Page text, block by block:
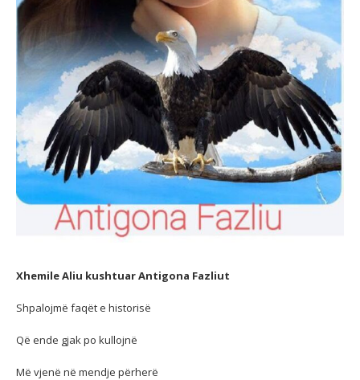
Xhemile Aliu kushtuar Antigona Fazliut
Shpalojmë faqët e historisë
Që ende gjak po kullojnë
Më vjenë në mendje përherë